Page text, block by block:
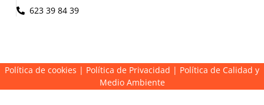
623 39 84 39
Política de cookies | Política de Privacidad | Política de Calidad y
Medio Ambiente